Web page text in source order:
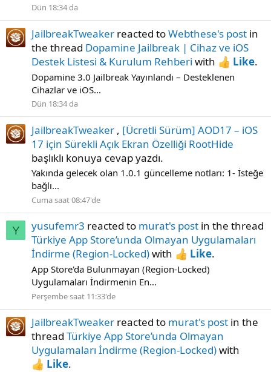
Dün 18:34 da
JailbreakTweaker reacted toWebthese's post in
the thread Dopamine Jailbreak | Cihaz ve iOS
Destek Listesi & Kurulum Rehberi with Like.
Dopamine 3.0 Jailbreak Yayınlandı – Desteklenen
Cihazlar ve iOS...
Dün 18:34 da
JailbreakTweaker , [Ücretli Sürüm] AOD17 – iOS
17 için Sürekli Açık Ekran Özelliği RootHide
başlıklı konuya cevap yazdı.
Yakında gelecek olan 1.0.1 güncelleme notları: 1- İsteğe
bağlı...
Cuma saat 08:47'de
Y yusufemr3 reacted to murat's post in the thread
Türkiye App Store’unda Olmayan Uygulamaları
İndirme (Region-Locked)with Like.
App Store'da Bulunmayan (Region-Locked)
Uygulamaları İndirmenin En...
Perşembe saat 11:33'de
JailbreakTweaker reacted to murat's post in the
thread Türkiye App Store’unda Olmayan
Uygulamaları İndirme (Region-Locked)with
Like.